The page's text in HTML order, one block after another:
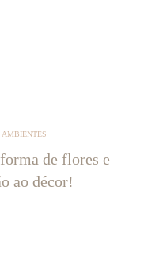
AMBIENTES
de flores e
ao décor!